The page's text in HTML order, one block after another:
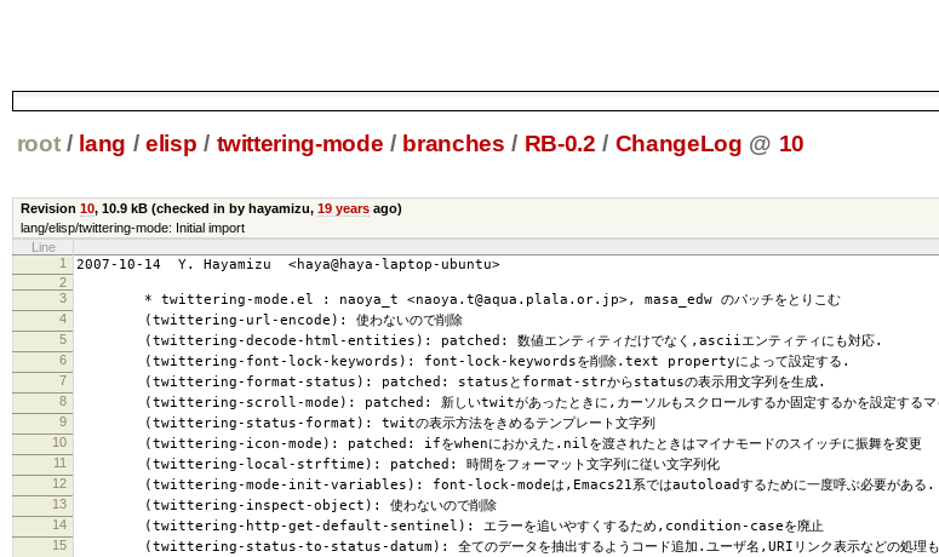
root / lang / elisp / twittering-mode / branches / RB-0.2 / ChangeLog @ 10
Revision 10, 10.9 kB(checked in by hayamizu, 19 yearsago)
lang/elisp/twittering-mode: Initial import
Line
1
2007-10-14 Y. Hayamizu <haya@haya-laptop-ubuntu>
2
3
* twittering-mode.el : naoya_t <naoya.t@aqua.plala.or.jp>, masa_edw のパッチをとりこむ
4 (twittering-url-encode): 使わないので削除
5 (twittering-decode-html-entities): patched: 数値エンティティだけでなく,asciiエンティティにも対応.
6 (twittering-font-lock-keywords): font-lock-keywordsを削除.text propertyによって設定する.
7 (twittering-format-status): patched: statusとformat-strからstatusの表示用文字列を生成.
8 (twittering-scroll-mode): patched: 新しいtwitがあったときに,カーソルもスクロールするか固定するかを設定するマイ
9 (twittering-status-format): twitの表示方法をきめるテンプレート文字列
10 (twittering-icon-mode): patched: ifをwhenにおかえた.nilを渡されたときはマイナモードのスイッチに振舞を変更
11 (twittering-local-strftime): patched: 時間をフォーマット文字列に従い文字列化
12 (twittering-mode-init-variables): font-lock-modeは,Emacs21系ではautoloadするために一度呼ぶ必要がある.
13 (twittering-inspect-object): 使わないので削除
14 (twittering-http-get-default-sentinel): エラーを追いやすくするため,condition-caseを廃止
15 (twittering-status-to-status-datum): 全てのデータを抽出するようコード追加.ユーザ名,URIリンク表示などの処理も